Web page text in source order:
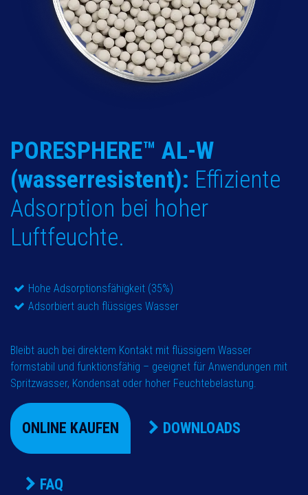
PORESPHERE™ AL-W
(wasserresistent): Effiziente
Adsorption bei hoher
Luftfeuchte.
Hohe Adsorptionsfähigkeit (35%)
Adsorbiert auch flüssiges Wasser
Bleibt auch bei direktem Kontakt mit flüssigem Wasser
formstabil und funktionsfähig – geeignet für Anwendungen mit
Spritzwasser, Kondensat oder hoher Feuchtebelastung.
ONLINE KAUFEN DOWNLOADS
FAQ